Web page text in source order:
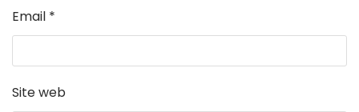
Email *
Site web